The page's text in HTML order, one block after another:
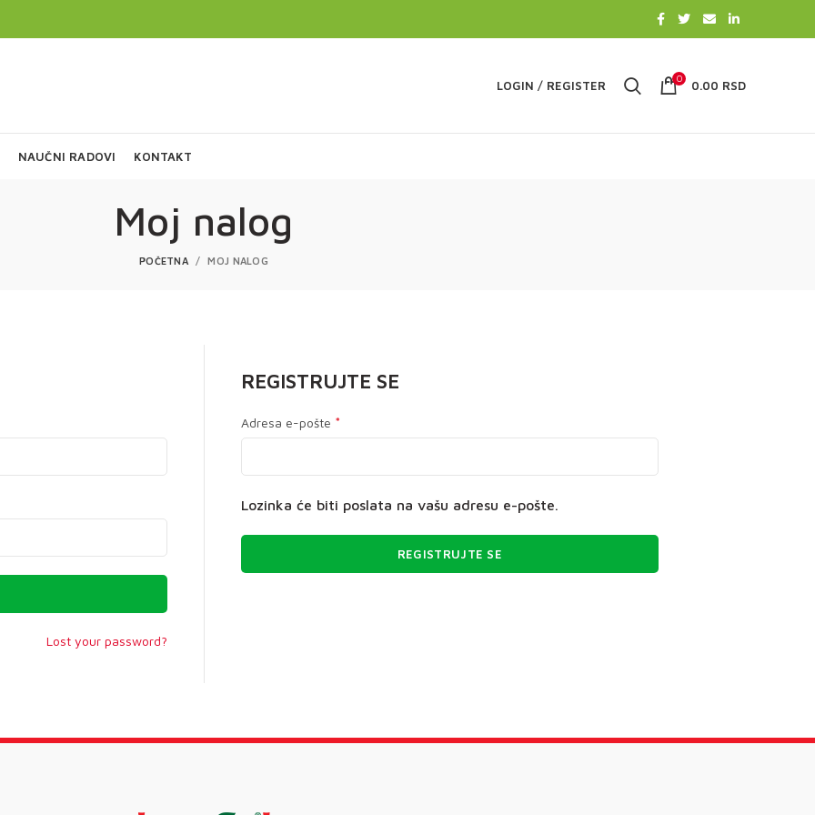
LOGIN / REGISTER 0 0.00 RSD
NAUČNI RADOVI KONTAKT
Moj nalog
POČETNA MOJ NALOG
Lost your password?
REGISTRUJTE SE
Adresa e-pošte *
Lozinka će biti poslata na vašu adresu e-pošte.
REGISTRUJTE SE